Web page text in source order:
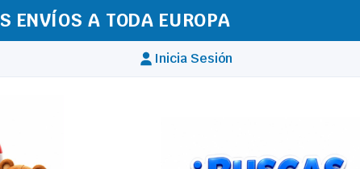
ENVÍOS A TODA EUROPA
Inicia Sesión